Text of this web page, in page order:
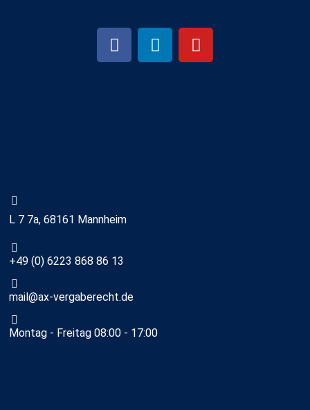
L 7 7a, 68161 Mannheim
+49 (0) 6223 868 86 13
mail@ax-vergaberecht.de
Montag - Freitag 08:00 - 17:00